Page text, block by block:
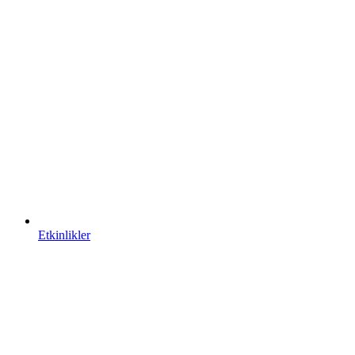
Etkinlikler